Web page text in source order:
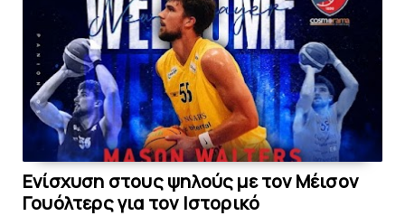
Eνίσχυση στους ψηλούς με τον Μέισον
Γουόλτερς για τον Ιστορικό